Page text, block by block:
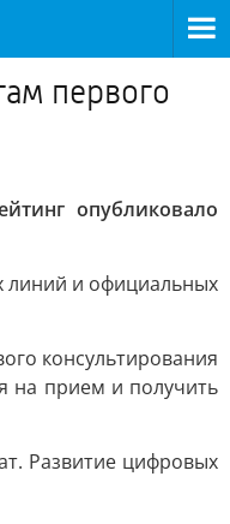
первого
опубликовало
линий и официальных
консультирования
на прием и получить
Развитие цифровых